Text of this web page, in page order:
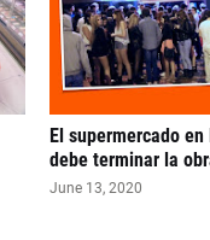
El supermercado
debe terminar la
June 13, 2020